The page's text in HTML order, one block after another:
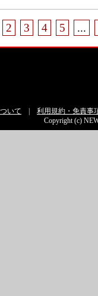
2 3 4 5 ...
いて
利用規約・免責事
Copyright (c)